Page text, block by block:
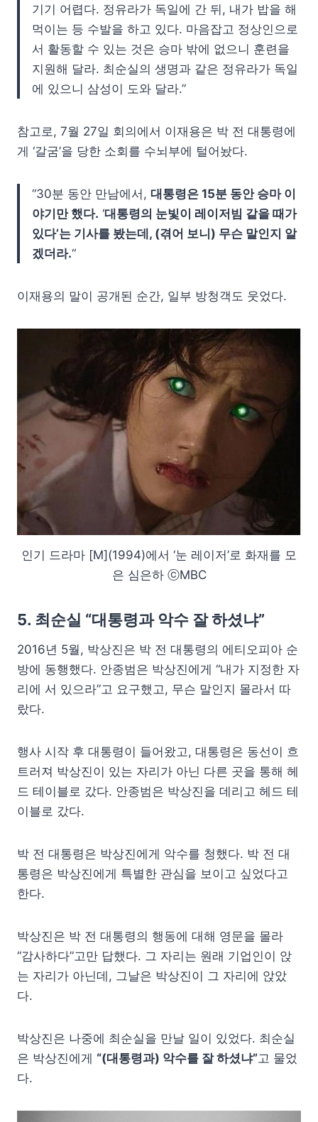
기기 어렵다. 정유라가 독일에 간 뒤, 내가 밥을 해
먹이는 등 수발을 하고 있다. 마음잡고 정상인으로
서 활동할 수 있는 것은 승마 밖에 없으니 훈련을
지원해 달라. 최순실의 생명과 같은 정유라가 독일
에 있으니 삼성이 도와 달라.”
참고로, 7월 27일 회의에서 이재용은 박 전 대통령에
게 ‘갈굼’을 당한 소회를 수뇌부에 털어놨다.
“30분 동안 만남에서, 대통령은 15분 동안 승마 이
야기만 했다. ‘대통령의 눈빛이 레이저빔 같을 때가
있다’는 기사를 봤는데, (겪어 보니) 무슨 말인지 알
겠더라.“
이재용의 말이 공개된 순간, 일부 방청객도 웃었다.
인기 드라마 [M](1994)에서 ‘눈 레이저’로 화재를 모
은 심은하 ⓒMBC
5. 최순실 “대통령과 악수 잘 하셨냐”
2016년 5월, 박상진은 박 전 대통령의 에티오피아 순
방에 동행했다. 안종범은 박상진에게 “내가 지정한 자
리에 서 있으라”고 요구했고, 무슨 말인지 몰라서 따
랐다.
행사 시작 후 대통령이 들어왔고, 대통령은 동선이 흐
트러져 박상진이 있는 자리가 아닌 다른 곳을 통해 헤
드 테이블로 갔다. 안종범은 박상진을 데리고 헤드 테
이블로 갔다.
박 전 대통령은 박상진에게 악수를 청했다. 박 전 대
통령은 박상진에게 특별한 관심을 보이고 싶었다고
한다.
박상진은 박 전 대통령의 행동에 대해 영문을 몰라
“감사하다”고만 답했다. 그 자리는 원래 기업인이 앉
는 자리가 아닌데, 그날은 박상진이 그 자리에 앉았
다.
박상진은 나중에 최순실을 만날 일이 있었다. 최순실
은 박상진에게 “(대통령과) 악수를 잘 하셨냐”고 물었
다.